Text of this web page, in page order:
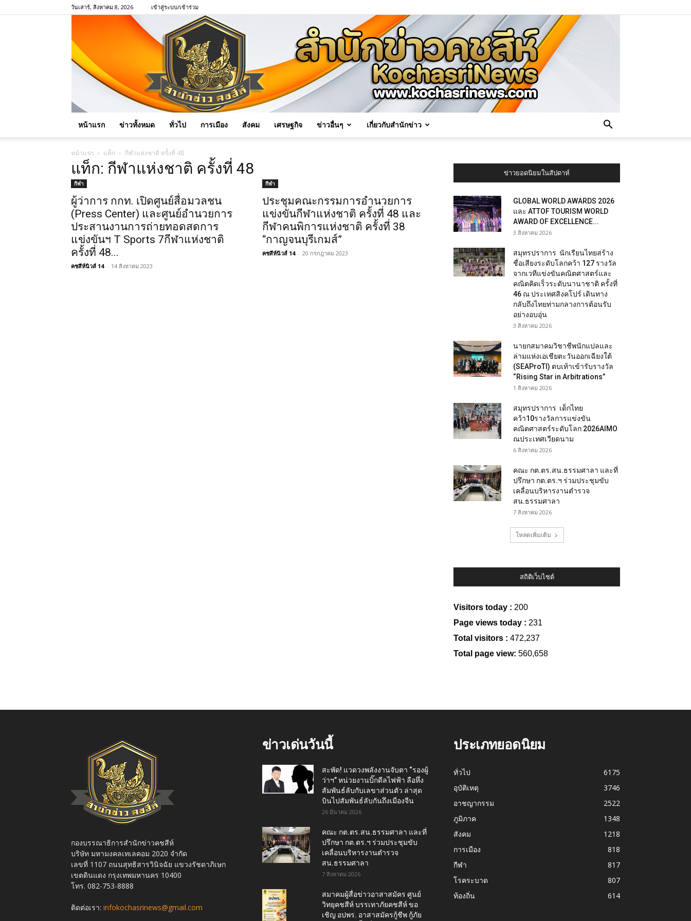
วันเสาร์, สิงหาคม 8, 2026 เข้าสู่ระบบ/เข้าร่วม
News
หน้าแรก ข่าวทั้งหมด ทั่วไป การเมือง สังคม เศรษฐกิจ ข่าวอื่นๆ เกี่ยวกับสำนักข่าว
หน้าแรก แท็ก กีฬาแห่งชาติ ครั้งที่ 48
แท็ก: กีฬาแห่งชาติ ครั้งที่ 48
กีฬา
ผู้ว่าการ กกท. เปิดศูนย์สื่อมวลชน
(Press Center) และศูนย์อำนวยการ
ประสานงานการถ่ายทอดสดการ
แข่งขันฯ T Sports 7กีฬาแห่งชาติ
ครั้งที่ 48...
คชสีห์นิวส์ 14 - 14 สิงหาคม 2023
กีฬา
ประชุมคณะกรรมการอำนวยการ
แข่งขันกีฬาแห่งชาติ ครั้งที่ 48 และ
กีฬาคนพิการแห่งชาติ ครั้งที่ 38
“กาญจนบุรีเกมส์”
คชสีห์นิวส์ 14 - 20 กรกฎาคม 2023
ข่าวยอดนิยมในสัปดาห์
GLOBAL WORLD AWARDS 2026
และ ATTOF TOURISM WORLD
AWARD OF EXCELLENCE...
3 สิงหาคม 2026
สมุทรปราการ นักเรียนไทยสร้าง
ชื่อเสียงระดับโลกคว้า 127 รางวัล
จากเวทีแข่งขันคณิตศาสตร์และ
คณิตคิดเร็วระดับนานาชาติ ครั้งที่
46 ณ ประเทศสิงคโปร์ เดินทาง
กลับถึงไทยท่ามกลางการต้อนรับ
อย่างอบอุ่น
3 สิงหาคม 2026
นายกสมาคมวิชาชีพนักแปลและ
ล่ามแห่งเอเชียตะวันออกเฉียงใต้
(SEAProTI) ตบเท้าเข้ารับรางวัล
“Rising Star in Arbitrations”
1 สิงหาคม 2026
สมุทรปราการ เด็กไทย
คว้า10รางวัลการแข่งขัน
คณิตศาสตร์ระดับโลก 2026AIMO
ณประเทศเวียดนาม
6 สิงหาคม 2026
คณะ กต.ตร.สน.ธรรมศาลา และที่
ปรึกษา กต.ตร.ฯ ร่วมประชุมขับ
เคลื่อนบริหารงานตำรวจ
สน.ธรรมศาลา
7 สิงหาคม 2026
โหลดเพิ่มเติม
สถิติเว็บไซต์
Visitors today : 200
Page views today : 231
Total visitors : 472,237
Total page view: 560,658
กองบรรณาธิการสำนักข่าวคชสีห์
บริษัท มหามงคลเทเลคอม 2020 จำกัด
เลขที่ 1107 ถนนสุทธิสารวินิจฉัย แขวงรัชดาภิเษก
เขตดินแดง กรุงเทพมหานคร 10400
โทร. 082-753-8888
ติดต่อเรา: infokochasrinews@gmail.com
ข่าวเด่นวันนี้
สะพัด! แวดวงพลังงานจับตา “รองผู้
ว่าฯ” หน่วยงานบิ๊กดีลไฟฟ้า ลือหึ่ง
สัมพันธ์ลับกับเลขาส่วนตัว ล่าสุด
บินไปสัมพันธ์ลับกันถึงเมืองจีน
26 มีนาคม 2026
คณะ กต.ตร.สน.ธรรมศาลา และที่
ปรึกษา กต.ตร.ฯ ร่วมประชุมขับ
เคลื่อนบริหารงานตำรวจ
สน.ธรรมศาลา
7 สิงหาคม 2026
สมาคมผู้สื่อข่าวอาสาสมัคร ศูนย์
วิทยุคชสีห์ บรรเทาภัยคชสีห์ ขอ
เชิญ อปพร. อาสาสมัครกู้ชีพ กู้ภัย
ประเภทยอดนิยม
ทั่วไป
6175
อุบัติเหตุ
3746
อาชญากรรม
2522
ภูมิภาค
1348
สังคม
1218
การเมือง
818
กีฬา
817
โรคระบาด
807
ท้องถิ่น
614